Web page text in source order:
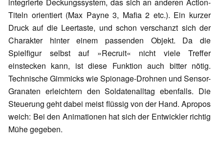
Titeln orientiert (Max Payne 3, Mafia 2 etc.). Ein kurzer
Druck auf die Leertaste, und schon verschanzt sich der
Charakter hinter einem passenden Objekt. Da die
Spielfigur selbst auf »Recruit« nicht viele Treffer
einstecken kann, ist diese Funktion auch bitter nötig.
Technische Gimmicks wie Spionage-Drohnen und Sensor-
Granaten erleichtern den Soldatenalltag ebenfalls. Die
Steuerung geht dabei meist flüssig von der Hand. Apropos
weich: Bei den Animationen hat sich der Entwickler richtig
Mühe gegeben.